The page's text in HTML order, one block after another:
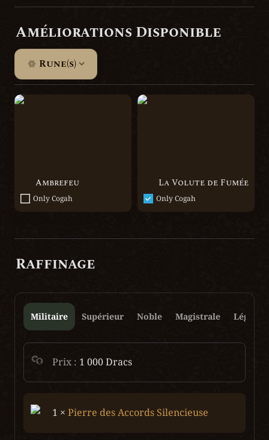
Améliorations Disponible
Rune(s)
Ambrefeu
Ambrefeu
Only Cogah
La Volute de Fumée
La Volute de Fumée
Only Cogah
Raffinage
Militaire Supérieur Noble Magistrale
Prix : 1 000 Dracs
1 × Pierre des Accords Silencieuse